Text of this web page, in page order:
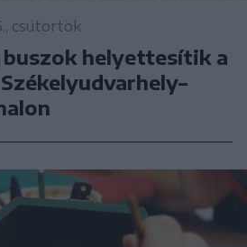
csütörtök
helyettesítik a